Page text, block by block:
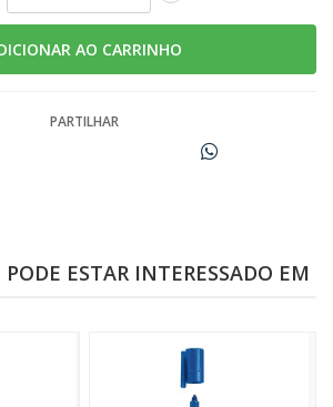
PARTILHAR
ESTAR INTERESSADO EM